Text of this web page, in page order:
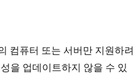
컴퓨터 또는 서버만 지원하려
을 업데이트하지 않을 수 있